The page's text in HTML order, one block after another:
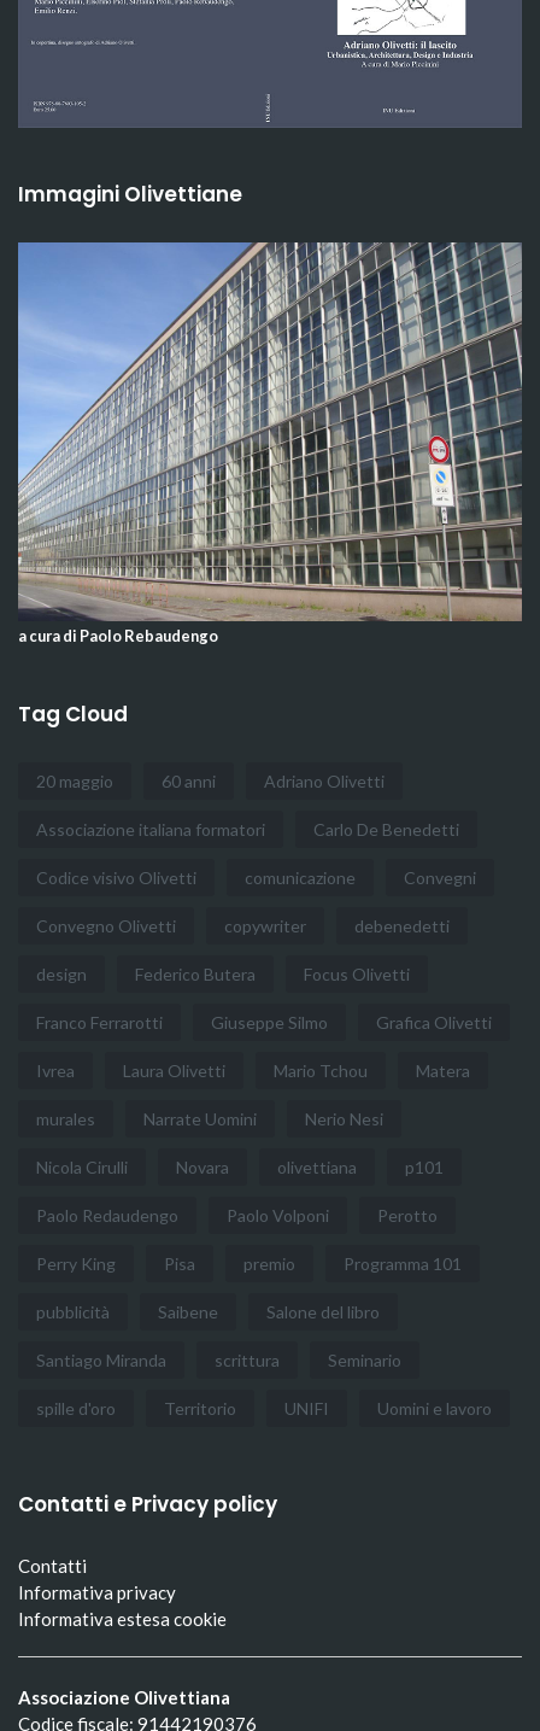
Immagini Olivettiane
a cura di Paolo Rebaudengo
Tag Cloud
20 maggio 60 anni Adriano Olivetti
Associazione italiana formatori Carlo De Benedetti
Codice visivo Olivetti comunicazione Convegni
Convegno Olivetti copywriter debenedetti
design Federico Butera Focus Olivetti
Franco Ferrarotti Giuseppe Silmo Grafica Olivetti
Ivrea Laura Olivetti Mario Tchou Matera
murales Narrate Uomini Nerio Nesi
Nicola Cirulli Novara olivettiana p101
Paolo Redaudengo Paolo Volponi Perotto
Perry King Pisa premio Programma 101
pubblicità Saibene Salone del libro
Santiago Miranda scrittura Seminario
spille d'oro Territorio UNIFI Uomini e lavoro
Contatti e Privacy policy
Contatti
Informativa privacy
Informativa estesa cookie
Associazione Olivettiana
Codice fiscale: 91442190376